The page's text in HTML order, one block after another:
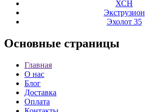
ХСН
Экструзион
Эхолот 35
Основные страницы
Главная
О нас
Блог
Доставка
Оплата